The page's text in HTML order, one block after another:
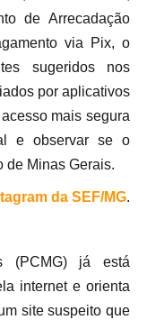
de Arrecadação
via Pix, o
sugeridos nos
por aplicativos
mais segura
e observar se o
de Minas Gerais.
da SEF/MG.
(PCMG) já está
internet e orienta
site suspeito que